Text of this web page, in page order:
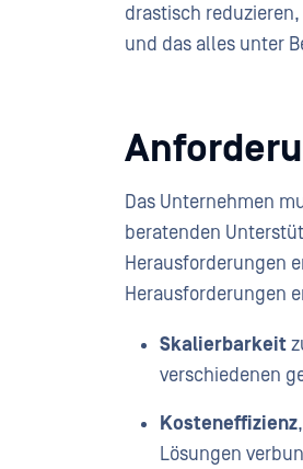
drastisch
und das alles unter
Das Unternehmen
beratenden
Herausforderungen
Herausforderungen
Skalierbarkeit
verschiedenen
Kosteneffizienz
Lösungen